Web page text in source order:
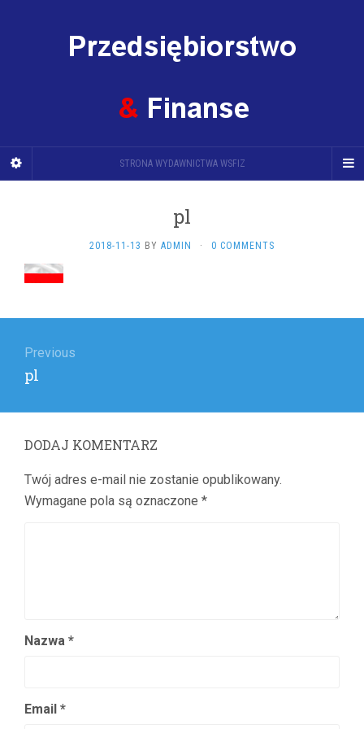
STRONA WYDAWNICTWA WSFIZ
pl
2018-11-13 BY ADMIN · 0 COMMENTS
wpisu
Previous
Previous
pl
DODAJ KOMENTARZ
Twój adres e-mail nie zostanie opublikowany.
Wymagane pola są oznaczone *
Nazwa *
Email *